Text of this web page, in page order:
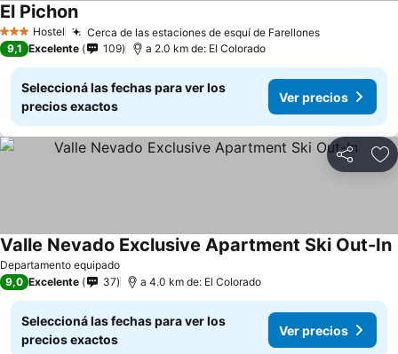
3 EstrellasHostel Cerca de las estaciones de esquí de Farellones
El Pichon
9,1 Excelente 109 a 2.0 km de: El Colorado
Seleccioná las fechas para ver los
precios exactos
Ver precios
Compartir
Departamento equipado
Valle Nevado Exclusive Apartment Ski Out-In
9,0 Excelente 37 a 4.0 km de: El Colorado
Seleccioná las fechas para ver los
precios exactos
Ver precios